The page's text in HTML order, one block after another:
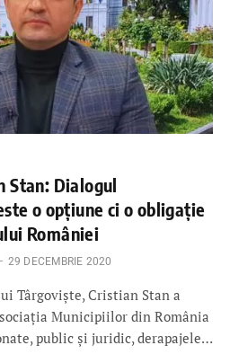
Stan: Dialogul
o opțiune ci o obligație
României
29 DECEMBRIE 2020
Târgoviște, Cristian Stan a
Municipiilor din România
public și juridic, derapajele…